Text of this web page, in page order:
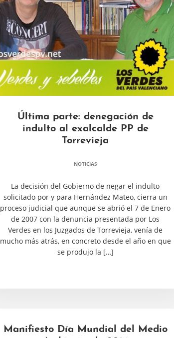
Última parte: denegación de
indulto al exalcalde PP de
Torrevieja
NOTICIAS
La decisión del Gobierno de negar el indulto
solicitado por y para Hernández Mateo, cierra un
proceso judicial que aunque se abrió el 7 de Enero
de 2007 con la denuncia presentada por Los
Verdes en los Juzgados de Torrevieja, venía de
mucho más atrás, en concreto desde el año en que
se produjo la […]
Manifiesto Día Mundial del Medio